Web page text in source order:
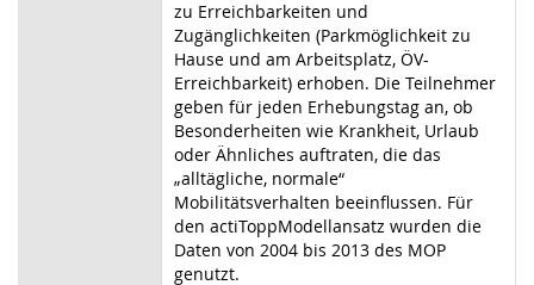
zu Erreichbarkeiten und
Zugänglichkeiten (Parkmöglichkeit zu
Hause und am Arbeitsplatz, ÖV-
Erreichbarkeit) erhoben. Die Teilnehmer
geben für jeden Erhebungstag an, ob
Besonderheiten wie Krankheit, Urlaub
oder Ähnliches auftraten, die das
„alltägliche, normale“
Mobilitätsverhalten beeinflussen. Für
den actiToppModellansatz wurden die
Daten von 2004 bis 2013 des MOP
genutzt.